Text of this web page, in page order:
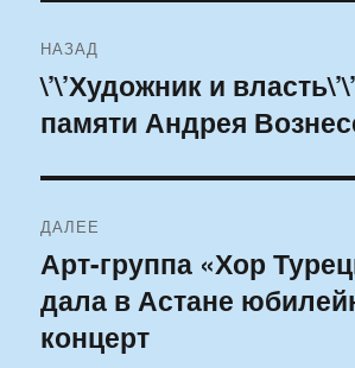
по
записям
НАЗАД
Предыдущая
запись:
\’\’Художник и
памяти Андрея
ДАЛЕЕ
Следующая
запись:
Арт-группа «Хор
дала в Астане
концерт